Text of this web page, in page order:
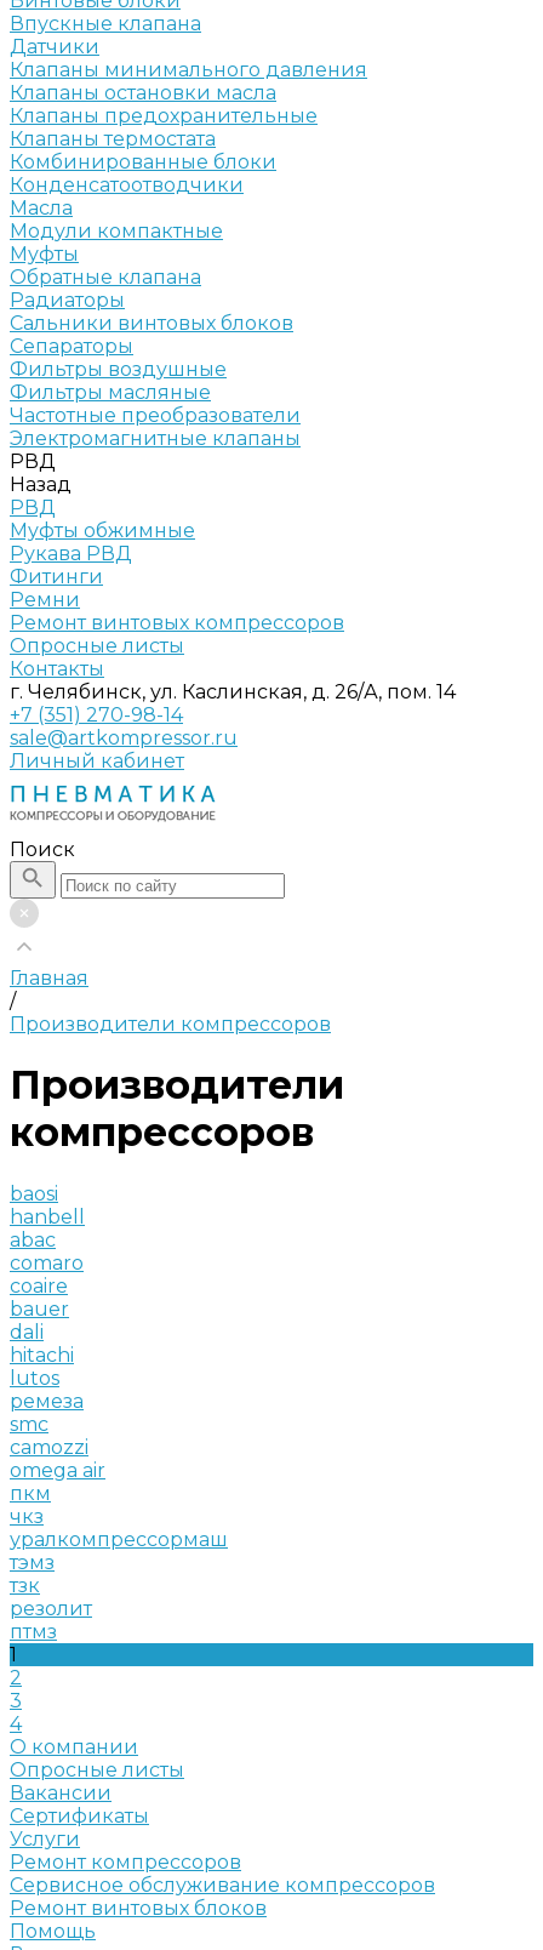
Впускные клапана
Датчики
Клапаны минимального давления
Клапаны остановки масла
Клапаны предохранительные
Клапаны термостата
Комбинированные блоки
Конденсатоотводчики
Масла
Модули компактные
Муфты
Обратные клапана
Радиаторы
Сальники винтовых блоков
Сепараторы
Фильтры воздушные
Фильтры масляные
Частотные преобразователи
Электромагнитные клапаны
РВД
Назад
РВД
Муфты обжимные
Рукава РВД
Фитинги
Ремни
Ремонт винтовых компрессоров
Опросные листы
Контакты
г. Челябинск, ул. Каслинская, д. 26/А, пом. 14
+7 (351) 270-98-14
sale@artkompressor.ru
Личный кабинет
Поиск
Главная
/
Производители компрессоров
Производители
компрессоров
baosi
hanbell
abac
comaro
coaire
bauer
dali
hitachi
lutos
ремеза
smc
camozzi
omega air
пкм
чкз
уралкомпрессормаш
тэмз
тзк
резолит
птмз
1
2
3
4
О компании
Опросные листы
Вакансии
Сертификаты
Услуги
Ремонт компрессоров
Сервисное обслуживание компрессоров
Ремонт винтовых блоков
Помощь